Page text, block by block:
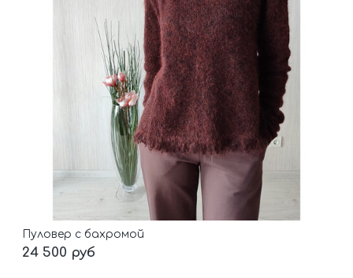
Пуловер с бахромой
24 500 руб